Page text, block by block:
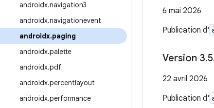
androidx.navigation3
androidx.navigationevent
androidx.paging
androidx.palette
androidx.pdf
androidx.percentlayout
androidx.performance
6 mai 2026
Publication d'
Version 3.5
22 avril 2026
Publication d'